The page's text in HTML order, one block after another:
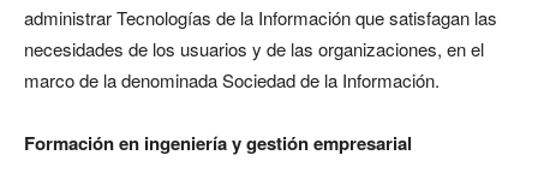
administrar Tecnologías de la Información que satisfagan las
necesidades de los usuarios y de las organizaciones, en el
marco de la denominada Sociedad de la Información.
Formación en ingeniería y gestión empresarial